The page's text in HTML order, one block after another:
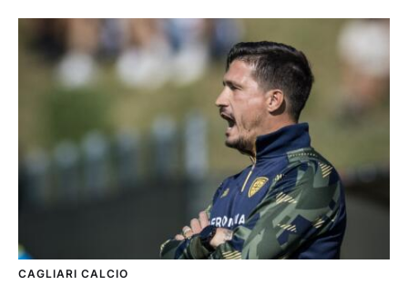
CAGLIARI CALCIO